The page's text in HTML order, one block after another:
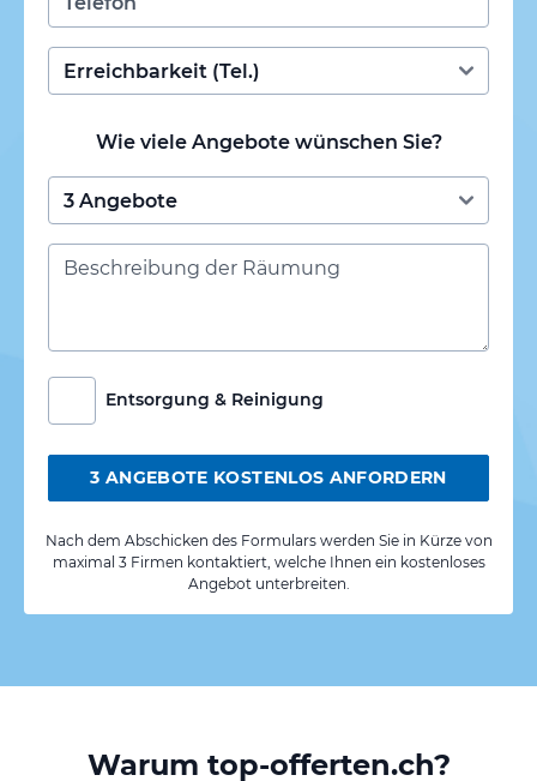
Wie viele Angebote wünschen Sie?
Entsorgung & Reinigung
3 ANGEBOTE KOSTENLOS ANFORDERN
Nach dem Abschicken des Formulars werden Sie in Kürze von
maximal 3 Firmen kontaktiert, welche Ihnen ein kostenloses
Angebot unterbreiten.
Warum top-offerten.ch?